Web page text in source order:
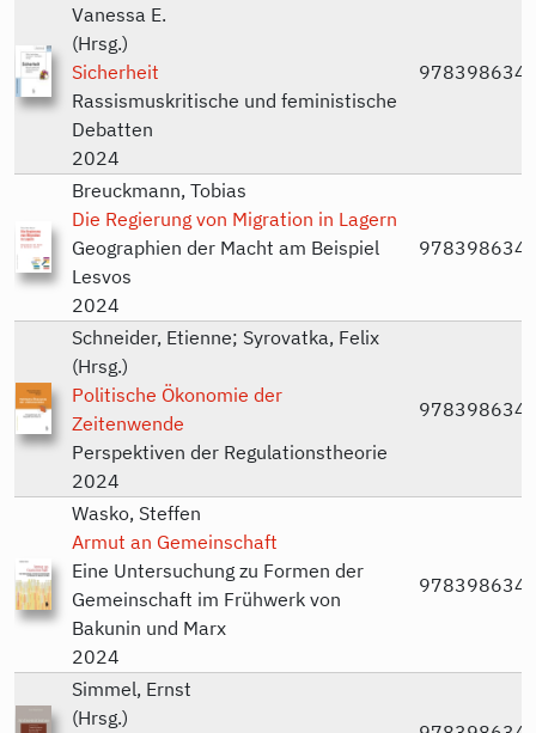
Vanessa E.
(Hrsg.)
Sicherheit
Rassismuskritische und feministische
Debatten
2024
Breuckmann, Tobias
Die Regierung von Migration in Lagern
Geographien der Macht am Beispiel
Lesvos
2024
Schneider, Etienne; Syrovatka, Felix
(Hrsg.)
Politische Ökonomie der
Zeitenwende
Perspektiven der Regulationstheorie
2024
Wasko, Steffen
Armut an Gemeinschaft
Eine Untersuchung zu Formen der
Gemeinschaft im Frühwerk von
Bakunin und Marx
2024
Simmel, Ernst
(Hrsg.)